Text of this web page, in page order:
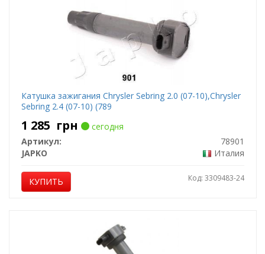
Катушка зажигания Chrysler Sebring 2.0 (07-10),Chrysler
Sebring 2.4 (07-10) (789
1 285 грн
сегодня
Артикул:
78901
JAPKO
Италия
КУПИТЬ Код: 3309483-24